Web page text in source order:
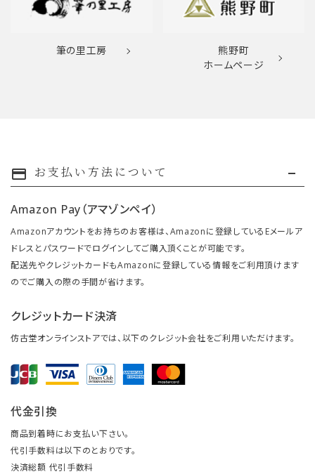
筆の里工房
熊野町
ホームページ
payment お支払い方法について
Amazon Pay（アマゾンペイ）
Amazonアカウントをお持ちのお客様は、Amazonに登録しているEメールア
ドレスとパスワードでログインしてご購入頂くことが可能です。
配送先やクレジットカードもAmazonに登録している情報をご利用頂けます
のでご購入の際の手間が省けます。
クレジットカード決済
仿古堂オンラインストアでは、以下のクレジット会社をご利用いただけます。
代金引換
商品到着時にお支払い下さい。
代引手数料は以下のとおりです。
決済総額 代引手数料